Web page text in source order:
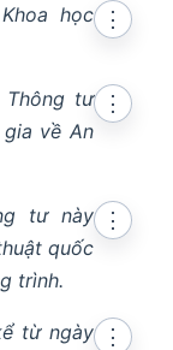
học
⋮
Thông tư
về An
⋮
tư này
quốc
trình.
⋮
từ ngày
⋮